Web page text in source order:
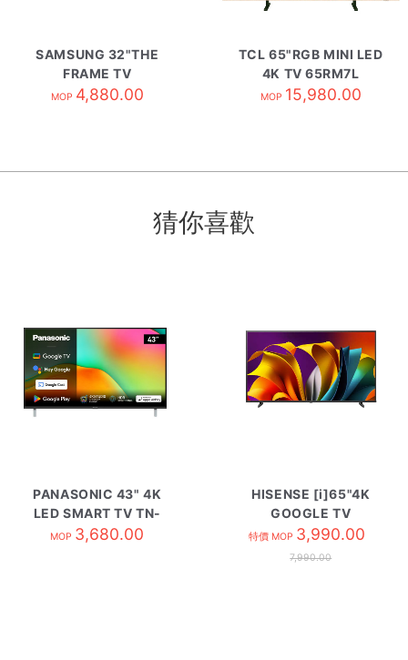
SAMSUNG 32"THE
FRAME TV
QA32LS03CBJXZK
MOP 4,880.00
TCL 65"RGB MINI LED
4K TV 65RM7L
MOP 15,980.00
猜你喜歡
PANASONIC 43" 4K
LED SMART TV TN-
43W70BGH
MOP 3,680.00
HISENSE [i]65"4K
GOOGLE TV
HK65A6N
特價 MOP 3,990.00
7,990.00